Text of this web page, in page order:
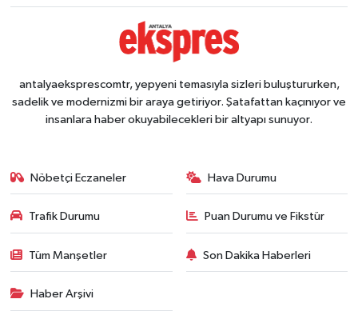
antalyaeksprescomtr, yepyeni temasıyla sizleri buluştururken,
sadelik ve modernizmi bir araya getiriyor. Şatafattan kaçınıyor ve
insanlara haber okuyabilecekleri bir altyapı sunuyor.
Nöbetçi Eczaneler Hava Durumu
Trafik Durumu Puan Durumu ve Fikstür
Tüm Manşetler Son Dakika Haberleri
Haber Arşivi